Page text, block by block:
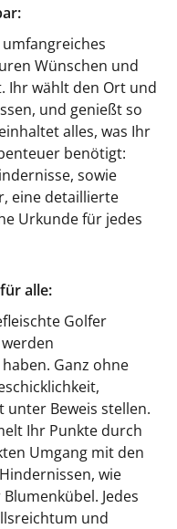
Wünschen und
Ihr wählt den Ort und
und genießt so
alles, was Ihr
benötigt:
sowie
eine detaillierte
Urkunde für jedes
alle:
Golfer
Ganz ohne
Beweis stellen.
Ihr Punkte durch
Umgang mit den
wie
Jedes
und